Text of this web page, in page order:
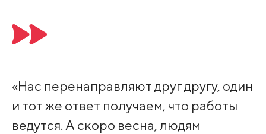
«Нас перенаправляют друг другу, один
и тот же ответ получаем, что работы
ведутся. А скоро весна, людям